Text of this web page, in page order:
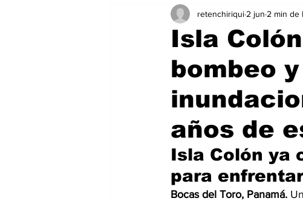
Internacionales
Isla
bombeo
años de
retenchiriqui 2 jun 2 min de
Isla Colón ya
para
Bocas del Toro, Panamá.